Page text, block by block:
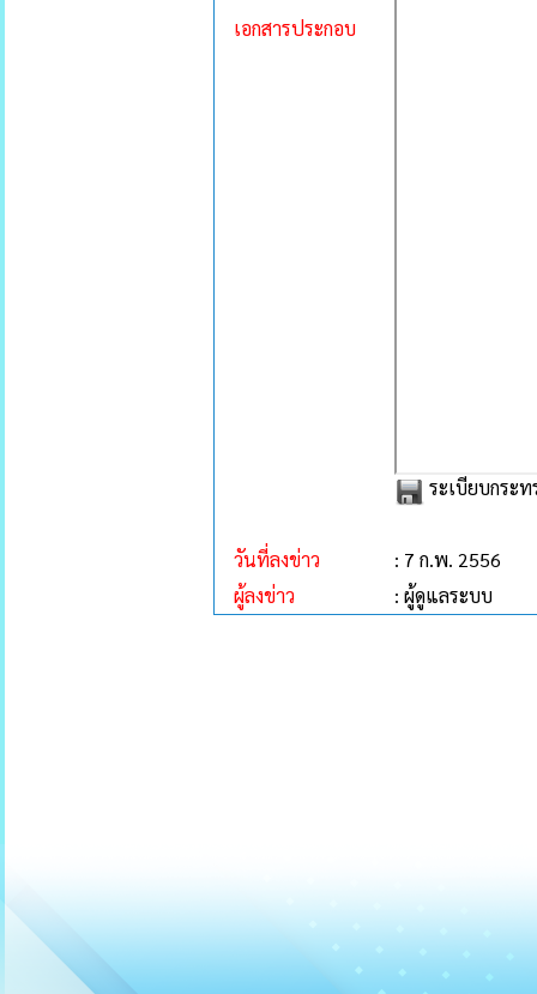
เอกสารประกอบ
ระเบียบกระ
วันที่ลงข่าว
: 7 ก.พ. 2556
ผู้ลงข่าว
: ผู้ดูแลระบบ